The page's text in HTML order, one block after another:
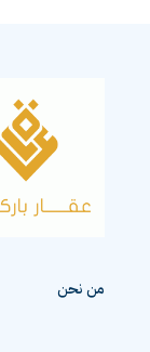
من نحن